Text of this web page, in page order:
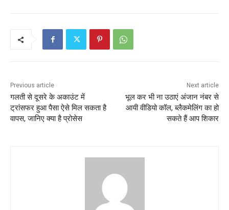
Previous article
गलती से दूसरे के अकाउंट में
ट्रांसफर हुआ पैसा ऐसे मिल सकता है
वापस, जानिए क्या है प्रोसेस
Next article
भूल कर भी ना उठाएं अंजान नंबर से
आयी वीडियो कॉल, ब्लैकमेलिंग का हो
सकते हैं आप शिकार